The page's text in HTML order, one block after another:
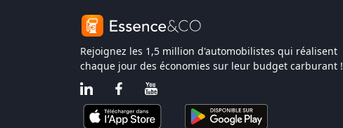
Rejoignez les 1,5 million d'automobilistes qui réalisent
chaque jour des économies sur leur budget carburant !